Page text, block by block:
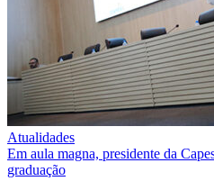
Atualidades
Em aula magna, presidente da
graduação